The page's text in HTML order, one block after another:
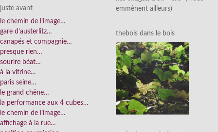
juste avant
le chemin de l’image…
gare d’austerlitz…
canapés et compagnie…
presque rien…
sourire béat…
à la vitrine…
paris seine…
le grand chêne…
la performance aux 4 cubes…
le chemin de l’image…
affichage à la rue…
emmènent ailleurs)
thebois dans le bois